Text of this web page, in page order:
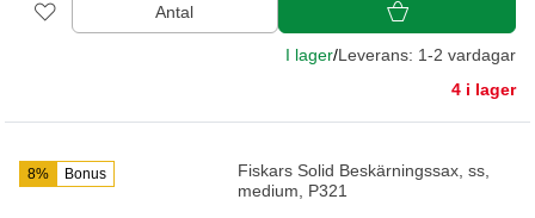
Antal
I lager/Leverans: 1-2 vardagar
4 i lager
8% Bonus
Fiskars Solid Beskärningssax, ss,
medium, P321